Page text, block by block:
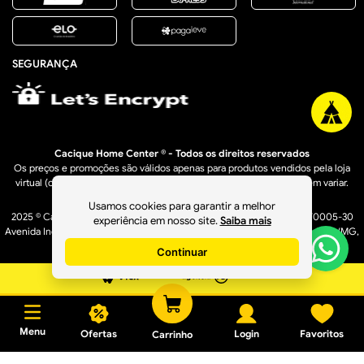
Menu Ofertas Carrinho Login Favoritos
Usamos cookies para garantir a melhor
experiência em nosso site. Saiba mais
Continuar
SEGURANÇA
Cacique Home Center ® - Todos os direitos reservados
Os preços e promoções são válidos apenas para produtos vendidos pela loja
virtual (caciquehomecenter.com.br). Os preços de lojas físicas podem variar.
2025 © Cacique Home Center Casa e Construção LTDA - 16.950.529/0005-30
Avenida Industrial, 1636 A – Bairro Distrito Industrial - Governador Valadares/MG,
CEP: 35040-610